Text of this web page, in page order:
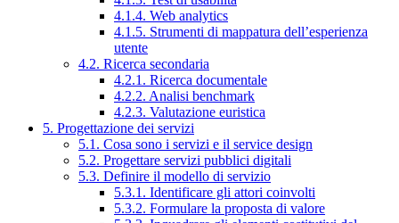
4.1.4. Web analytics
4.1.5. Strumenti di mappatura dell’esperienza
utente
4.2. Ricerca secondaria
4.2.1. Ricerca documentale
4.2.2. Analisi benchmark
4.2.3. Valutazione euristica
5. Progettazione dei servizi
5.1. Cosa sono i servizi e il service design
5.2. Progettare servizi pubblici digitali
5.3. Definire il modello di servizio
5.3.1. Identificare gli attori coinvolti
5.3.2. Formulare la proposta di valore